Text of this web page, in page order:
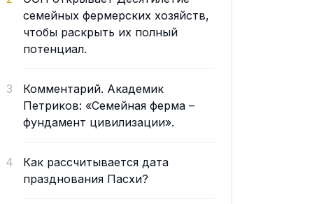
семейных фермерских хозяйств,
чтобы раскрыть их полный
потенциал.
3
Комментарий. Академик
Петриков: «Семейная ферма –
фундамент цивилизации».
4
Как рассчитывается дата
празднования Пасхи?